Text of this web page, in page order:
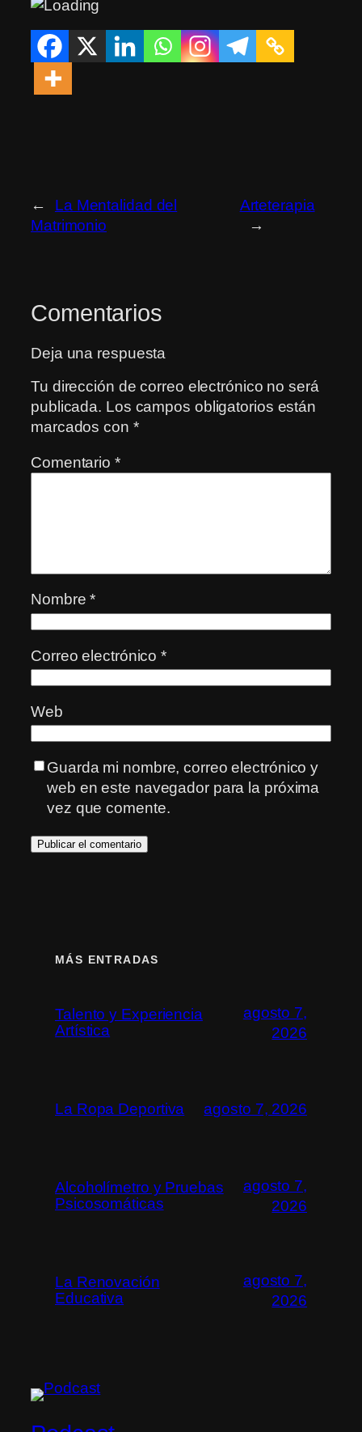
←
La Mentalidad del
Matrimonio
Arteterapia
→
Comentarios
Deja una respuesta
Tu dirección de correo electrónico no será
publicada. Los campos obligatorios están
marcados con *
Comentario *
Nombre*
Correo electrónico*
Web
Guarda mi nombre, correo electrónico y
web en este navegador para la próxima
vez que comente.
MÁS ENTRADAS
Talento y Experiencia
Artística
agosto 7,
2026
La Ropa Deportiva agosto 7, 2026
Alcoholímetro y Pruebas
Psicosomáticas
agosto 7,
2026
La Renovación
Educativa
agosto 7,
2026